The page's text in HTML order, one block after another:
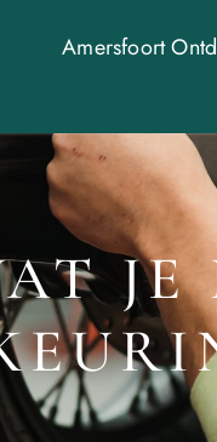
Amersfoort